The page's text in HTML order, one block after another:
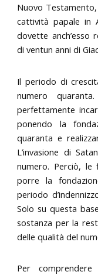
Nuovo
cattività papale in
dovette anch’esso
di ventun anni di
Il periodo di
numero
perfettamente
ponendo la
quaranta e
L’invasione di
numero. Perciò, le
porre la
periodo
Solo su questa
sostanza per la
delle qualità del
Per